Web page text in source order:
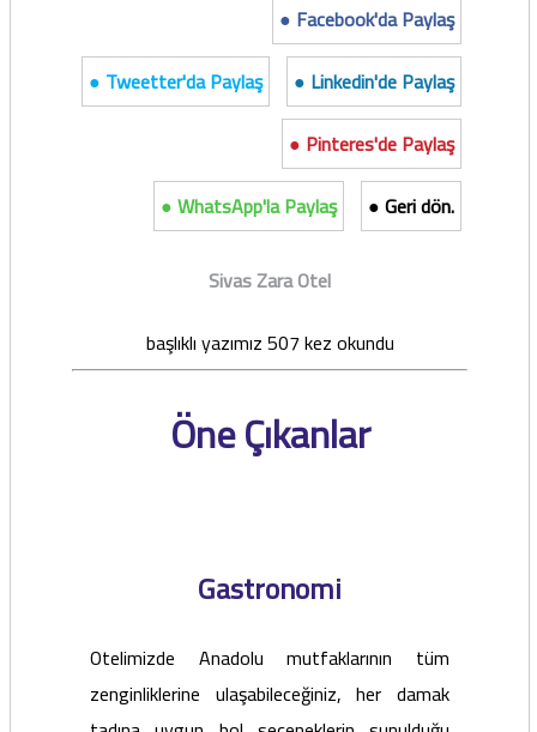
● Facebook'da Paylaş
● Tweetter'da Paylaş
● Linkedin'de Paylaş
● Pinteres'de Paylaş
● WhatsApp'la Paylaş
● Geri dön.
Sivas Zara Otel
başlıklı yazımız 507 kez okundu
Öne Çıkanlar
Gastronomi
Otelimizde Anadolu mutfaklarının tüm
zenginliklerine ulaşabileceğiniz, her damak